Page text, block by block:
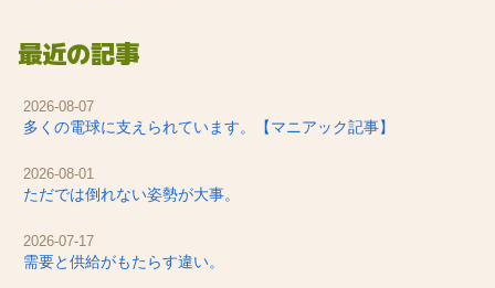
最近の記事
2026-08-07
多くの電球に支えられています。【マニアック記事】
2026-08-01
ただでは倒れない姿勢が大事。
2026-07-17
需要と供給がもたらす違い。